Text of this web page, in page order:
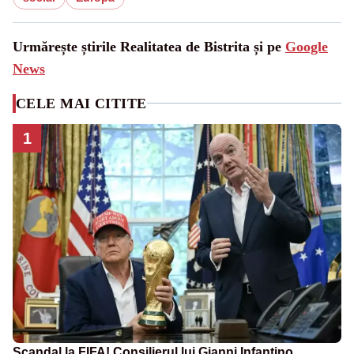
Urmărește știrile Realitatea de Bistrita și pe Google
News
CELE MAI CITITE
1